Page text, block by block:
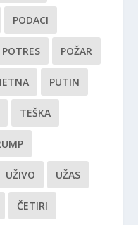
PODACI
POTRES POŽAR
PUTIN
TEŠKA
UŽIVO UŽAS
ČETIRI